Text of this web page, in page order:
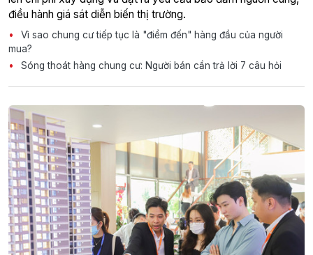
điều hành giá sát diễn biến thị trường.
Vì sao chung cư tiếp tục là "điểm đến" hàng đầu của người
mua?
Sóng thoát hàng chung cư: Người bán cần trả lời 7 câu hỏi